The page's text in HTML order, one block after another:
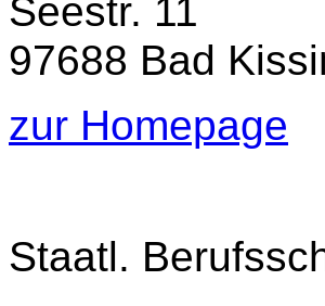
Seestr. 11
97688 Bad
zur Homepage
Staatl.